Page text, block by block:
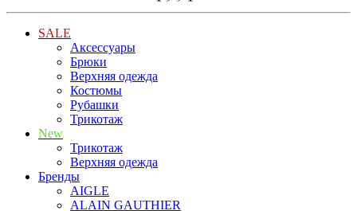
SALE
Аксессуары
Брюки
Верхняя одежда
Костюмы
Рубашки
Трикотаж
New
Трикотаж
Верхняя одежда
Бренды
AIGLE
ALAIN GAUTHIER